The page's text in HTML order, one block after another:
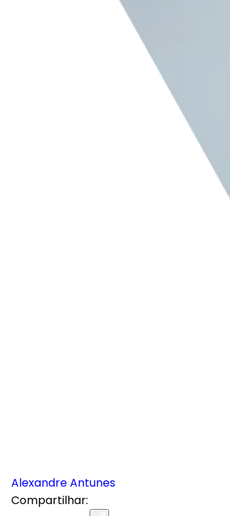
Alexandre Antunes
Compartilhar: